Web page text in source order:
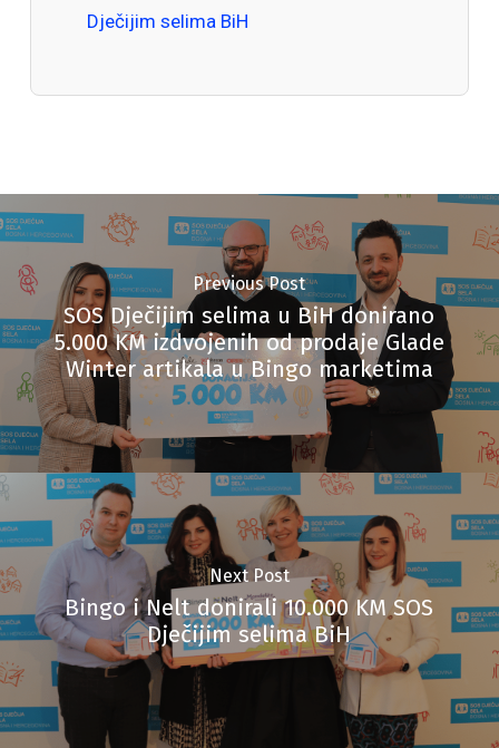
Dječijim selima BiH
Previous Post
SOS Dječijim selima u BiH donirano
5.000 KM izdvojenih od prodaje Glade
Winter artikala u Bingo marketima
Next Post
Bingo i Nelt donirali 10.000 KM SOS
Dječijim selima BiH